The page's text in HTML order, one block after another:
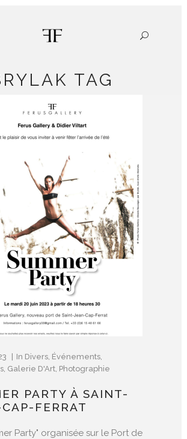
TAG
In Divers Événements
Galerie D'Art Photographie
PARTY À SAINT-
FERRAT
Party" organisée sur le Port de